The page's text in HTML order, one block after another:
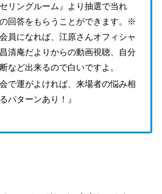
リングルーム』より抽選で当れ
回答をもらうことができます。※
員になれば、江原さんオフィシャ
清庵だよりからの動画視聴、自分
など出来るので白いですよ。
で運がよければ、来場者の悩み相
パターンあり！』